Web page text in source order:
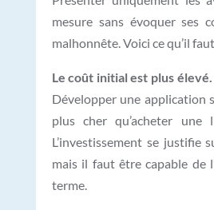
mesure sans évoquer ses
malhonnête. Voici ce qu’il
Le coût initial est plus élevé.
Développer une application
plus cher qu’acheter une
L’investissement se justifie
mais il faut être capable de
terme.